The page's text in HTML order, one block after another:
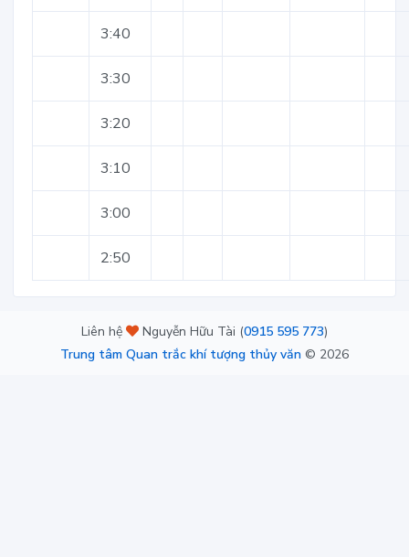
3:40
3:30
3:20
3:10
3:00
2:50
Liên hệ Nguyễn Hữu Tài (0915 595 773)
Trung tâm Quan trắc khí tượng thủy văn © 2026